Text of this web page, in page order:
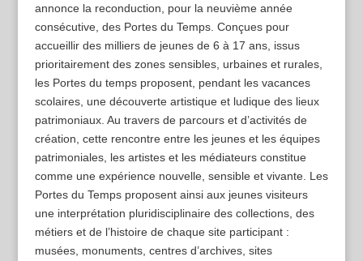
annonce la reconduction, pour la neuvième année
consécutive, des Portes du Temps. Conçues pour
accueillir des milliers de jeunes de 6 à 17 ans, issus
prioritairement des zones sensibles, urbaines et rurales,
les Portes du temps proposent, pendant les vacances
scolaires, une découverte artistique et ludique des lieux
patrimoniaux. Au travers de parcours et d’activités de
création, cette rencontre entre les jeunes et les équipes
patrimoniales, les artistes et les médiateurs constitue
comme une expérience nouvelle, sensible et vivante. Les
Portes du Temps proposent ainsi aux jeunes visiteurs
une interprétation pluridisciplinaire des collections, des
métiers et de l’histoire de chaque site participant :
musées, monuments, centres d’archives, sites